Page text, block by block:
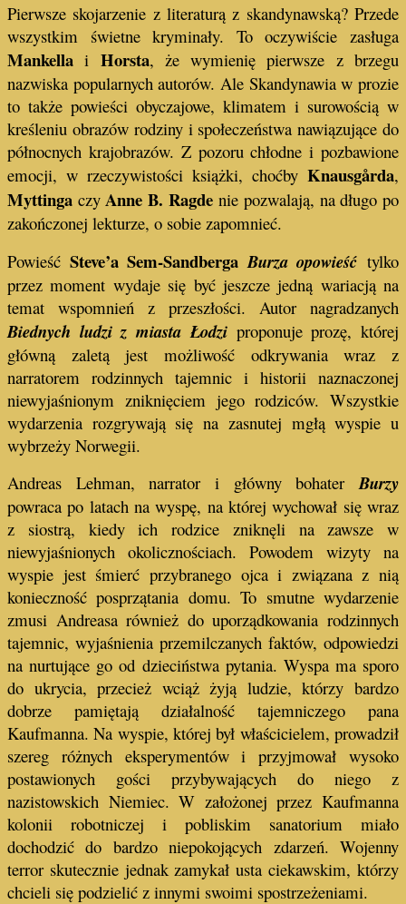
Pierwsze skojarzenie z literaturą z skandynawską? Przede
wszystkim świetne kryminały. To oczywiście zasługa
Mankella i Horsta, że wymienię pierwsze z brzegu
nazwiska popularnych autorów. Ale Skandynawia w prozie
to także powieści obyczajowe, klimatem i surowością w
kreśleniu obrazów rodziny i społeczeństwa nawiązujące do
północnych krajobrazów. Z pozoru chłodne i pozbawione
emocji, w rzeczywistości książki, choćby Knausgårda,
Myttinga czy Anne B. Ragdenie pozwalają, na długo po
zakończonej lekturze, o sobie zapomnieć.
Powieść Steve’a Sem-Sandberga Burza opowieść tylko
przez moment wydaje się być jeszcze jedną wariacją na
temat wspomnień z przeszłości. Autor nagradzanych
Biednych ludzi z miasta Łodzi proponuje prozę, której
główną zaletą jest możliwość odkrywania wraz z
narratorem rodzinnych tajemnic i historii naznaczonej
niewyjaśnionym zniknięciem jego rodziców. Wszystkie
wydarzenia rozgrywają się na zasnutej mgłą wyspie u
wybrzeży Norwegii.
Andreas Lehman, narrator i główny bohater Burzy
powraca po latach na wyspę, na której wychował się wraz
z siostrą, kiedy ich rodzice zniknęli na zawsze w
niewyjaśnionych okolicznościach. Powodem wizyty na
wyspie jest śmierć przybranego ojca i związana z nią
konieczność posprzątania domu. To smutne wydarzenie
zmusi Andreasa również do uporządkowania rodzinnych
tajemnic, wyjaśnienia przemilczanych faktów, odpowiedzi
na nurtujące go od dzieciństwa pytania. Wyspa ma sporo
do ukrycia, przecież wciąż żyją ludzie, którzy bardzo
dobrze pamiętają działalność tajemniczego pana
Kaufmanna. Na wyspie, której był właścicielem, prowadził
szereg różnych eksperymentów i przyjmował wysoko
postawionych gości przybywających do niego z
nazistowskich Niemiec. W założonej przez Kaufmanna
kolonii robotniczej i pobliskim sanatorium miało
dochodzić do bardzo niepokojących zdarzeń. Wojenny
terror skutecznie jednak zamykał usta ciekawskim, którzy
chcieli się podzielić z innymi swoimi spostrzeżeniami.